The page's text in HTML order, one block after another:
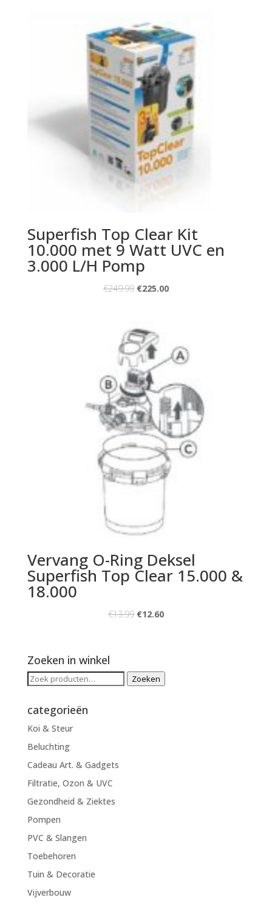
Superfish Top Clear Kit
10.000 met 9 Watt UVC en
3.000 L/H Pomp
€249.99 €225.00
Vervang O-Ring Deksel
Superfish Top Clear 15.000 &
18.000
€13.99 €12.60
Zoeken in winkel
Zoeken
Zoeken
categorieën
Koi & Steur
Beluchting
Cadeau Art. & Gadgets
Filtratie, Ozon & UVC
Gezondheid & Ziektes
Pompen
PVC & Slangen
Toebehoren
Tuin & Decoratie
Vijverbouw